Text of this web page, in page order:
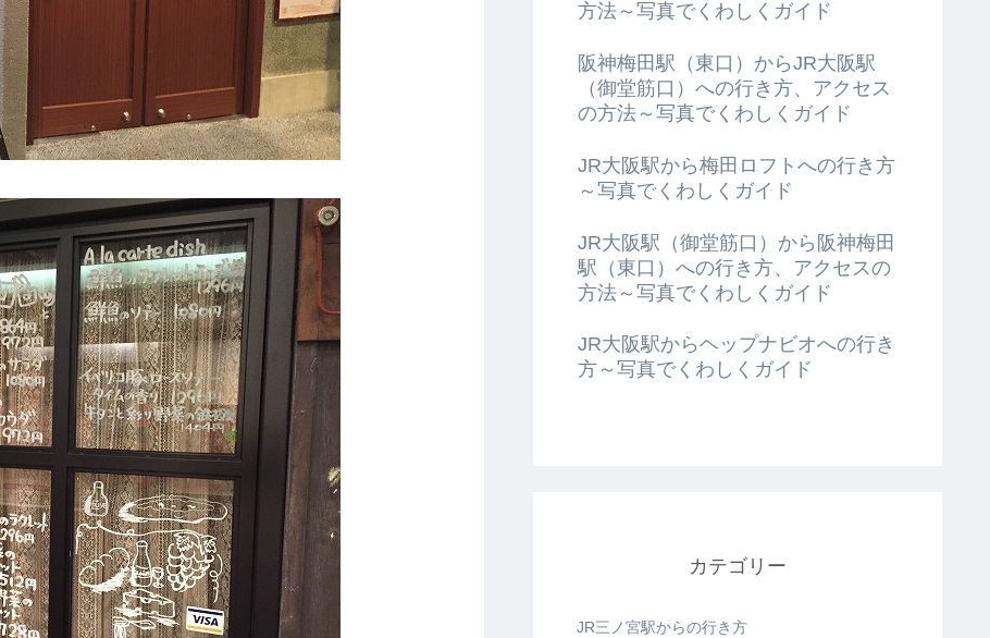
方法～写真でくわしくガイド
阪神梅田駅（東口）からJR大阪駅
（御堂筋口）への行き方、アクセス
の方法～写真でくわしくガイド
JR大阪駅から梅田ロフトへの行き方
～写真でくわしくガイド
JR大阪駅（御堂筋口）から阪神梅田
駅（東口）への行き方、アクセスの
方法～写真でくわしくガイド
JR大阪駅からヘップナビオへの行き
方～写真でくわしくガイド
カテゴリー
JR三ノ宮駅からの行き方